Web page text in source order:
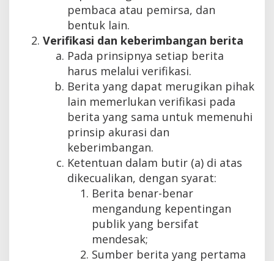
pembaca atau pemirsa, dan
bentuk lain.
Verifikasi dan keberimbangan berita
Pada prinsipnya setiap berita
harus melalui verifikasi.
Berita yang dapat merugikan pihak
lain memerlukan verifikasi pada
berita yang sama untuk memenuhi
prinsip akurasi dan
keberimbangan.
Ketentuan dalam butir (a) di atas
dikecualikan, dengan syarat:
Berita benar-benar
mengandung kepentingan
publik yang bersifat
mendesak;
Sumber berita yang pertama